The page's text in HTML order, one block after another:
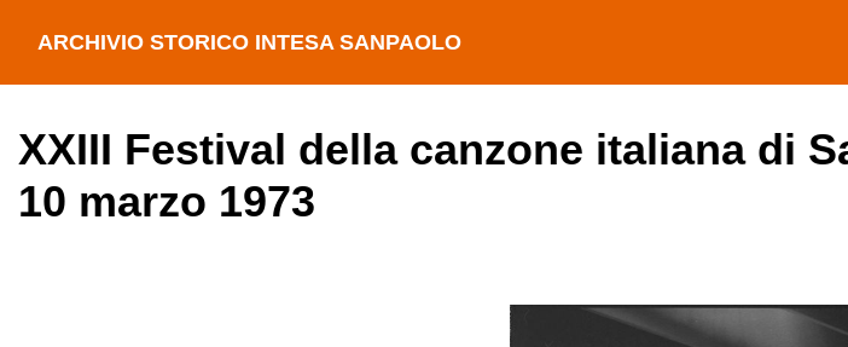
ARCHIVIO STORICO INTESA SANPAOLO
XXIII Festival della canzone italiana di
10 marzo 1973